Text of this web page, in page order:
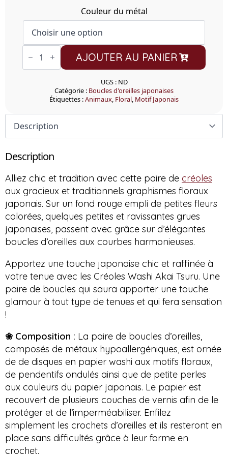
Couleur du métal
quantité
de
Washi
AJOUTER AU PANIER
UGS : ND
Catégorie : Boucles d'oreilles japonaises
Étiquettes :Animaux Floral Motif Japonais
Description
Alliez chic et tradition avec cette paire de créoles
aux gracieux et traditionnels graphismes floraux
japonais. Sur un fond rouge empli de petites fleurs
colorées, quelques petites et ravissantes grues
japonaises, passent avec grâce sur d’élégantes
boucles d’oreilles aux courbes harmonieuses.
Apportez une touche japonaise chic et raffinée à
votre tenue avec les Créoles Washi Akai Tsuru. Une
paire de boucles qui saura apporter une touche
glamour à tout type de tenues et qui fera sensation
!
❀ Composition : La paire de boucles d’oreilles,
composés de métaux hypoallergéniques, est ornée
de de disques en papier washi aux motifs floraux,
de pendentifs ondulés ainsi que de petite perles
aux couleurs du papier japonais. Le papier est
recouvert de plusieurs couches de vernis afin de le
protéger et de l’imperméabiliser. Enfilez
simplement les crochets d’oreilles et ils resteront en
place sans difficultés grâce à leur forme en
crochet.